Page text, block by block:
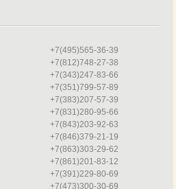
+7(495)565-36-39
+7(812)748-27-38
+7(343)247-83-66
+7(351)799-57-89
+7(383)207-57-39
+7(831)280-95-66
+7(843)203-92-63
+7(846)379-21-19
+7(863)303-29-62
+7(861)201-83-12
+7(391)229-80-69
+7(473)300-30-69